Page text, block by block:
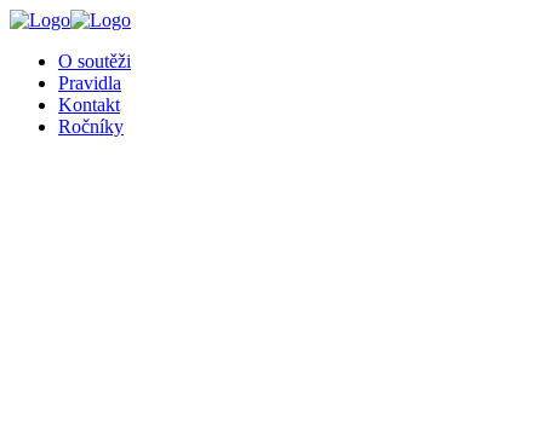
O soutěži
Pravidla
Kontakt
Ročníky